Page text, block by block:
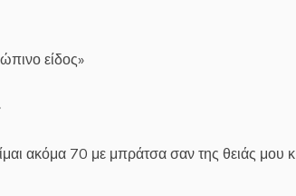
είδος»
ακόμα 70 με μπράτσα σαν της θειάς μου κ